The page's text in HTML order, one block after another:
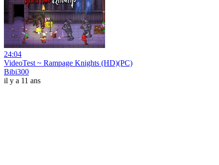
24:04
VideoTest ~ Rampage Knights (HD)(PC)
Bibi300
il y a 11 ans